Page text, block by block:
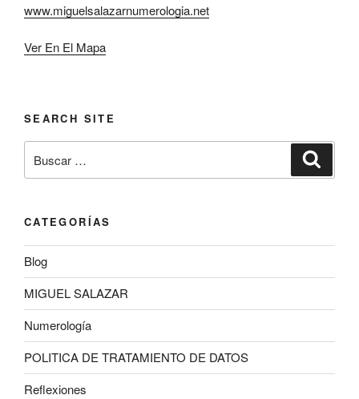
www.miguelsalazarnumerologia.net
Ver En El Mapa
SEARCH SITE
por:
CATEGORÍAS
Blog
MIGUEL SALAZAR
Numerología
POLITICA DE TRATAMIENTO DE DATOS
Reflexiones